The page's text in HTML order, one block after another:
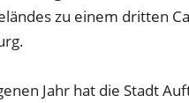
zu einem dritten
Jahr hat die Stadt